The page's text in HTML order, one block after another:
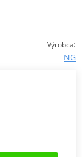
Výrobca:
NG